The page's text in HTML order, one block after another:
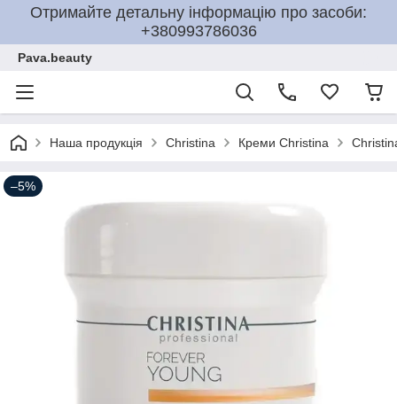
Отримайте детальну інформацію про засоби:
+380993786036
Pava.beauty
Наша продукція Christina Креми Christina
–5%